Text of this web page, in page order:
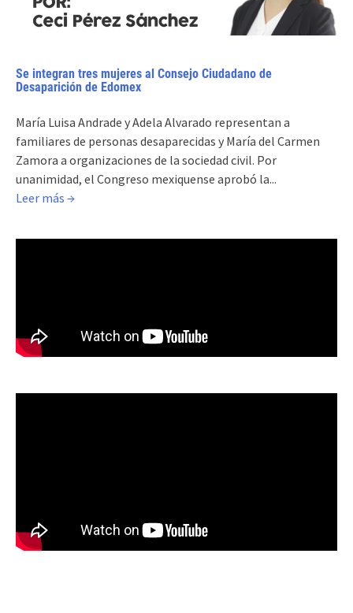
Se integran tres mujeres al Consejo Ciudadano de
Desaparición de Edomex
María Luisa Andrade y Adela Alvarado representan a
familiares de personas desaparecidas y María del Carmen
Zamora a organizaciones de la sociedad civil. Por
unanimidad, el Congreso mexiquense aprobó la...
Leer más →